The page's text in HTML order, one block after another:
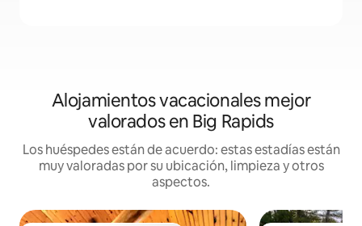
Alojamientos vacacionales mejor
valorados en Big Rapids
Los huéspedes están de acuerdo: estas estadías están
muy valoradas por su ubicación, limpieza y otros
aspectos.